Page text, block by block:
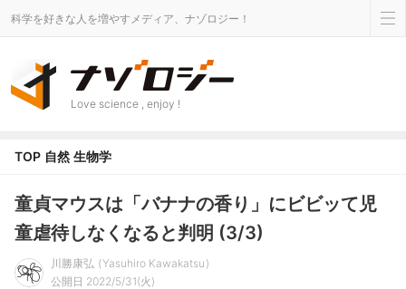
科学を好きな人を増やすメディア、ナゾロジー！
Love science , enjoy !
TOP 自然 生物学
童貞マウスは「バナナの香り」にビビッて児
童虐待しなくなると判明 (3/3)
川勝康弘
Yasuhiro Kawakatsu
公開日 2022/5/31(火)